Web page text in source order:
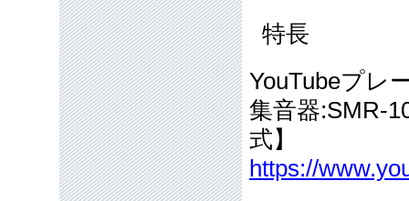
特長
YouTubeプレ
集音器:SMR-
式】
https://